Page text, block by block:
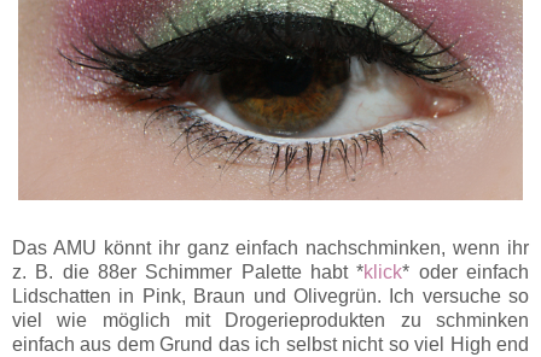
Das AMU könnt ihr ganz einfach nachschminken, wenn ihr
z. B. die 88er Schimmer Palette habt *klick* oder einfach
Lidschatten in Pink, Braun und Olivegrün. Ich versuche so
viel wie möglich mit Drogerieprodukten zu schminken
einfach aus dem Grund das ich selbst nicht so viel High end